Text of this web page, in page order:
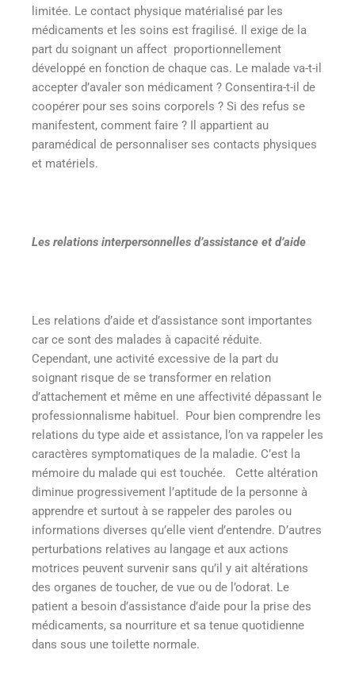
limitée. Le contact physique matérialisé par les
médicaments et les soins est fragilisé. Il exige de la
part du soignant un affect proportionnellement
développé en fonction de chaque cas. Le malade va-t-il
accepter d’avaler son médicament ? Consentira-t-il de
coopérer pour ses soins corporels ? Si des refus se
manifestent, comment faire ? Il appartient au
paramédical de personnaliser ses contacts physiques
et matériels.
Les relations interpersonnelles d’assistance et d’aide
Les relations d’aide et d’assistance sont importantes
car ce sont des malades à capacité réduite.
Cependant, une activité excessive de la part du
soignant risque de se transformer en relation
d’attachement et même en une affectivité dépassant le
professionnalisme habituel. Pour bien comprendre les
relations du type aide et assistance, l’on va rappeler les
caractères symptomatiques de la maladie. C’est la
mémoire du malade qui est touchée. Cette altération
diminue progressivement l’aptitude de la personne à
apprendre et surtout à se rappeler des paroles ou
informations diverses qu’elle vient d’entendre. D’autres
perturbations relatives au langage et aux actions
motrices peuvent survenir sans qu’il y ait altérations
des organes de toucher, de vue ou de l’odorat. Le
patient a besoin d’assistance d’aide pour la prise des
médicaments, sa nourriture et sa tenue quotidienne
dans sous une toilette normale.